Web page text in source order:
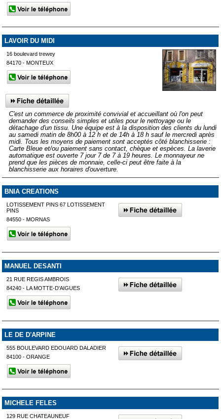
LAVOIR DU MIDI
16 boulevard trewey
84170 - MONTEUX
C'est un commerce de proximité convivial et accueillant où l'on peut
demander des conseils simples et utiles pour le nettoyage ou le
détachage d'un tissu. Une équipe est à la disposition des clients du lundi
au samedi matin de 8h00 à 12 h et de 14h à 18 h sauf le mercredi après
midi. Tous les moyens de paiement sont acceptés côté blanchisserie :
Carte Bleue et/ou paiement sans contact, chèque et espèces. La laverie
automatique est ouverte 7 jour 7 de 7 à 19 heures. Le monnayeur ne
prend que les pièces de monnaie, celle-ci peut être faite à la
blanchisserie aux horaires d'ouverture.
BNIA CREATIONS
LOTISSEMENT PINS 67 LOTISSEMENT
PINS
84550 - MORNAS
MANUEL DESANTI
21 RUE REGIS AMBROIS
84240 - LA MOTTE-D'AIGUES
LE DE D'ARPINE
555 BOULEVARD EDOUARD DALADIER
84100 - ORANGE
MICHELE FELES
129 RUE CHATEAUNEUF